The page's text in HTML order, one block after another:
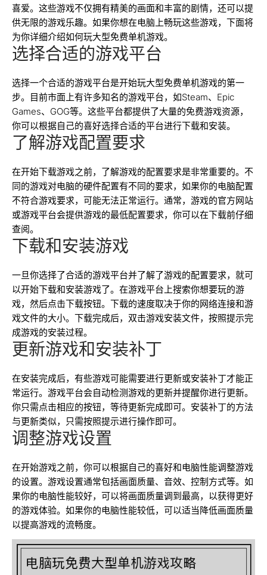
喜爱。这些游戏不仅拥有精美的画面和丰富的剧情，还可以提
供无限的游戏乐趣。如果你想在电脑上畅玩这些游戏，下面将
为你详细介绍如何玩大型免费单机游戏。
选择合适的游戏平台
选择一个合适的游戏平台是开始玩大型免费单机游戏的第一
步。目前市面上有许多知名的游戏平台，如Steam、Epic
Games、GOG等。这些平台都提供了大量的免费游戏资源，
你可以根据自己的喜好选择合适的平台进行下载和安装。
了解游戏配置要求
在开始下载游戏之前，了解游戏的配置要求是非常重要的。不
同的游戏对电脑的硬件配置有不同的要求，如果你的电脑配置
不符合游戏要求，可能无法正常运行。通常，游戏的官方网站
或游戏平台会提供游戏的最低配置要求，你可以在下载前仔细
查阅。
下载和安装游戏
一旦你选择了合适的游戏平台并了解了游戏的配置要求，就可
以开始下载和安装游戏了。在游戏平台上搜索你想要玩的游
戏，然后点击下载按钮。下载的速度取决于你的网络连接和游
戏文件的大小。下载完成后，双击游戏安装文件，按照提示完
成游戏的安装过程。
更新游戏和安装补丁
在安装完成后，有些游戏可能需要进行更新或安装补丁才能正
常运行。游戏平台会自动检测游戏的更新并提醒你进行更新。
你只需点击相应的按钮，等待更新完成即可。安装补丁的方法
与更新类似，只需按照提示进行操作即可。
调整游戏设置
在开始游戏之前，你可以根据自己的喜好和电脑性能调整游戏
的设置。游戏设置通常包括画面质量、音效、控制方式等。如
果你的电脑性能较好，可以将画面质量调到最高，以获得更好
的游戏体验。如果你的电脑性能较低，可以适当降低画面质量
以提高游戏的流畅度。